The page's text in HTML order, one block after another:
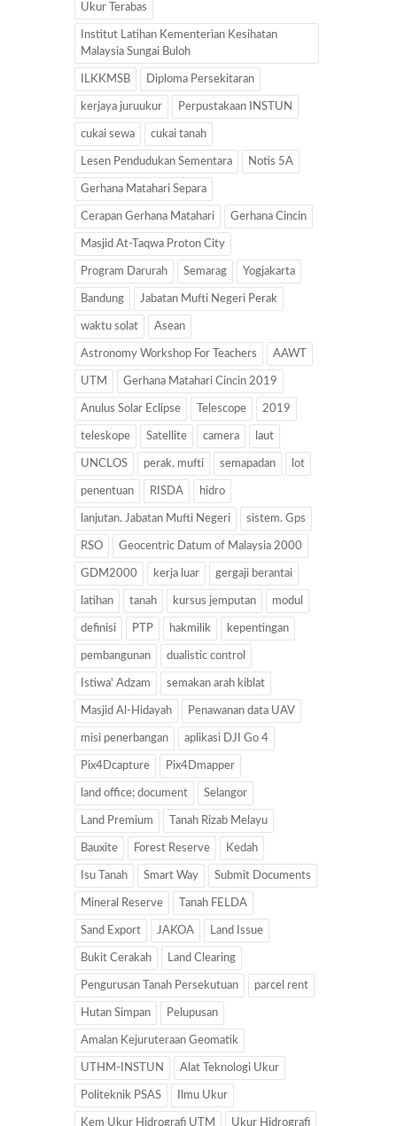
Ukur Terabas
Institut Latihan Kementerian Kesihatan
Malaysia Sungai Buloh
ILKKMSB Diploma Persekitaran
kerjaya juruukur Perpustakaan INSTUN
cukai sewa cukai tanah
Lesen Pendudukan Sementara Notis 5A
Gerhana Matahari Separa
Cerapan Gerhana Matahari Gerhana Cincin
Masjid At-Taqwa Proton City
Program Darurah Semarag Yogjakarta
Bandung Jabatan Mufti Negeri Perak
waktu solat Asean
Astronomy Workshop For Teachers AAWT
UTM Gerhana Matahari Cincin 2019
Anulus Solar Eclipse Telescope 2019
teleskope Satellite camera laut
UNCLOS perak. mufti semapadan lot
penentuan RISDA hidro
lanjutan. Jabatan Mufti Negeri sistem. Gps
RSO Geocentric Datum of Malaysia 2000
GDM2000 kerja luar gergaji berantai
latihan tanah kursus jemputan modul
definisi PTP hakmilik kepentingan
pembangunan dualistic control
Istiwa' Adzam semakan arah kiblat
Masjid Al-Hidayah Penawanan data UAV
misi penerbangan aplikasi DJI Go 4
Pix4Dcapture Pix4Dmapper
land office; document Selangor
Land Premium Tanah Rizab Melayu
Bauxite Forest Reserve Kedah
Isu Tanah Smart Way Submit Documents
Mineral Reserve Tanah FELDA
Sand Export JAKOA Land Issue
Bukit Cerakah Land Clearing
Pengurusan Tanah Persekutuan parcel rent
Hutan Simpan Pelupusan
Amalan Kejuruteraan Geomatik
UTHM-INSTUN Alat Teknologi Ukur
Politeknik PSAS Ilmu Ukur
Kem Ukur Hidrografi UTM Ukur Hidrografi